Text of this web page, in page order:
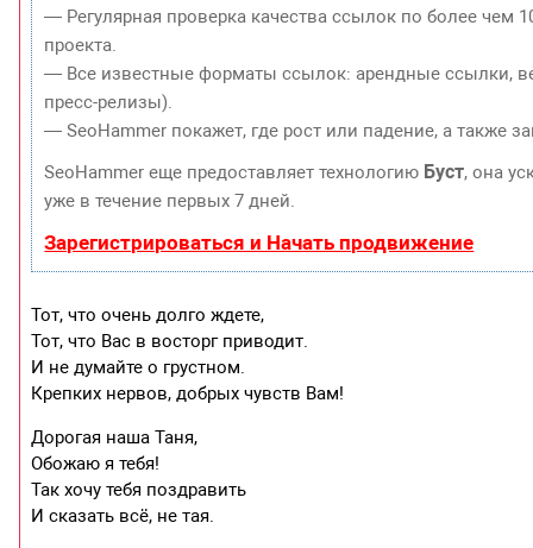
— Регулярная проверка качества ссылок по более чем
проекта.
— Все известные форматы ссылок: арендные ссылки,
пресс-релизы).
— SeoHammer покажет, где рост или падение, а также
SeoHammer еще предоставляет технологию Буст, она
уже в течение первых 7 дней.
Зарегистрироваться и Начать продвижение
Тот, что очень долго ждете,
Тот, что Вас в восторг приводит.
И не думайте о грустном.
Крепких нервов, добрых чувств Вам!
Дорогая наша Таня,
Обожаю я тебя!
Так хочу тебя поздравить
И сказать всё, не тая.